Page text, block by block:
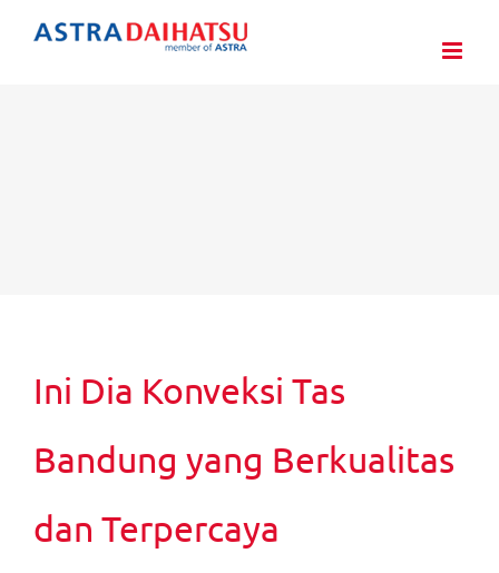
Ini Dia Konveksi Tas
Bandung yang Berkualitas
dan Terpercaya